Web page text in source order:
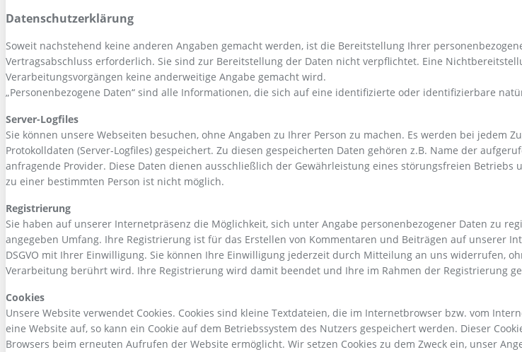
Datenschutzerklärung
Soweit nachstehend keine anderen Angaben gemacht werden, ist die Bereitstellung Ihrer
Vertragsabschluss erforderlich. Sie sind zur Bereitstellung der Daten nicht verpflichtet. Eine
Verarbeitungsvorgängen keine anderweitige Angabe gemacht wird.
„Personenbezogene Daten“ sind alle Informationen, die sich auf eine identifizierte oder identifizierbare
Server-Logfiles
Sie können unsere Webseiten besuchen, ohne Angaben zu Ihrer Person zu machen. Es werden bei
Protokolldaten (Server-Logfiles) gespeichert. Zu diesen gespeicherten Daten gehören z.B. Name der
anfragende Provider. Diese Daten dienen ausschließlich der Gewährleistung eines störungsfreien
zu einer bestimmten Person ist nicht möglich.
Registrierung
Sie haben auf unserer Internetpräsenz die Möglichkeit, sich unter Angabe personenbezogener Daten zu
angegeben Umfang. Ihre Registrierung ist für das Erstellen von Kommentaren und Beiträgen auf unserer
DSGVO mit Ihrer Einwilligung. Sie können Ihre Einwilligung jederzeit durch Mitteilung an uns widerrufen,
Verarbeitung berührt wird. Ihre Registrierung wird damit beendet und Ihre im Rahmen der Registrierung
Cookies
Unsere Website verwendet Cookies. Cookies sind kleine Textdateien, die im Internetbrowser bzw. vom
eine Website auf, so kann ein Cookie auf dem Betriebssystem des Nutzers gespeichert werden. Dieser
Browsers beim erneuten Aufrufen der Website ermöglicht. Wir setzen Cookies zu dem Zweck ein, unser